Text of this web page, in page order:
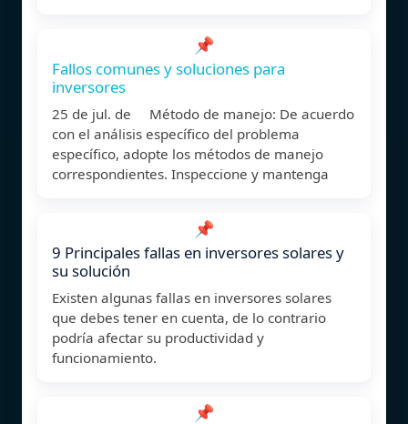
📌
Fallos comunes y soluciones para
inversores
25 de jul. de Método de manejo: De acuerdo
con el análisis específico del problema
específico, adopte los métodos de manejo
correspondientes. Inspeccione y mantenga
📌
9 Principales fallas en inversores solares y
su solución
Existen algunas fallas en inversores solares
que debes tener en cuenta, de lo contrario
podría afectar su productividad y
funcionamiento.
📌